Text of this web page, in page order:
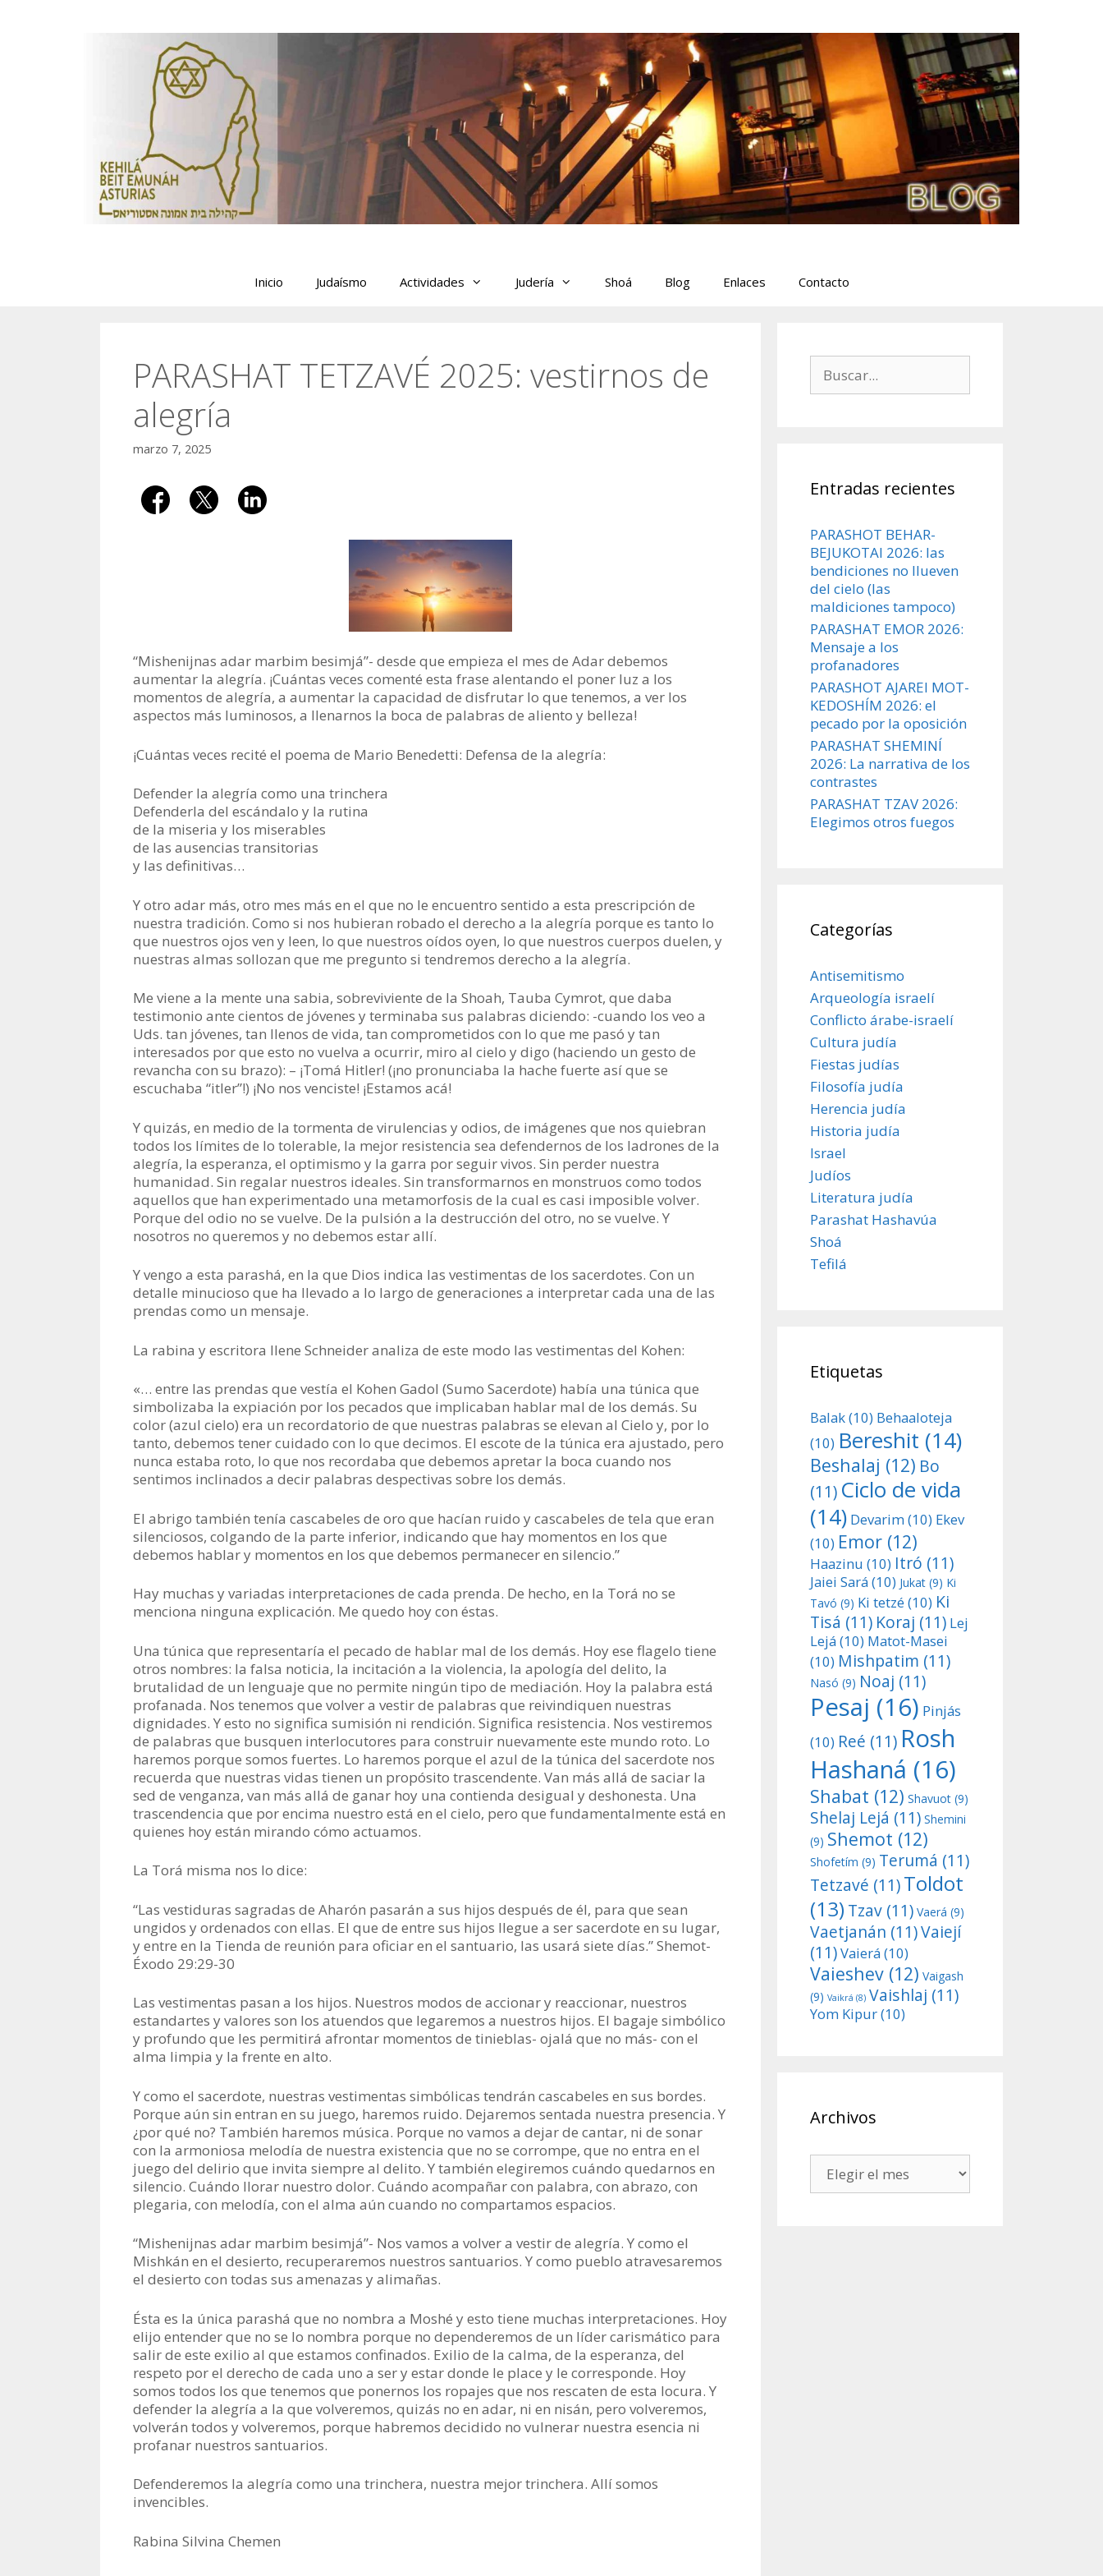
Inicio Judaísmo Actividades Judería Shoá Blog Enlaces Contacto
PARASHAT TETZAVÉ 2025: vestirnos de
alegría
marzo 7, 2025
“Mishenijnas adar marbim besimjá”- desde que empieza el mes de Adar debemos
aumentar la alegría. ¡Cuántas veces comenté esta frase alentando el poner luz a los
momentos de alegría, a aumentar la capacidad de disfrutar lo que tenemos, a ver los
aspectos más luminosos, a llenarnos la boca de palabras de aliento y belleza!
¡Cuántas veces recité el poema de Mario Benedetti: Defensa de la alegría:
Defender la alegría como una trinchera
Defenderla del escándalo y la rutina
de la miseria y los miserables
de las ausencias transitorias
y las definitivas…
Y otro adar más, otro mes más en el que no le encuentro sentido a esta prescripción de
nuestra tradición. Como si nos hubieran robado el derecho a la alegría porque es tanto lo
que nuestros ojos ven y leen, lo que nuestros oídos oyen, lo que nuestros cuerpos duelen, y
nuestras almas sollozan que me pregunto si tendremos derecho a la alegría.
Me viene a la mente una sabia, sobreviviente de la Shoah, Tauba Cymrot, que daba
testimonio ante cientos de jóvenes y terminaba sus palabras diciendo: -cuando los veo a
Uds. tan jóvenes, tan llenos de vida, tan comprometidos con lo que me pasó y tan
interesados por que esto no vuelva a ocurrir, miro al cielo y digo (haciendo un gesto de
revancha con su brazo): – ¡Tomá Hitler! (¡no pronunciaba la hache fuerte así que se
escuchaba “itler”!) ¡No nos venciste! ¡Estamos acá!
Y quizás, en medio de la tormenta de virulencias y odios, de imágenes que nos quiebran
todos los límites de lo tolerable, la mejor resistencia sea defendernos de los ladrones de la
alegría, la esperanza, el optimismo y la garra por seguir vivos. Sin perder nuestra
humanidad. Sin regalar nuestros ideales. Sin transformarnos en monstruos como todos
aquellos que han experimentado una metamorfosis de la cual es casi imposible volver.
Porque del odio no se vuelve. De la pulsión a la destrucción del otro, no se vuelve. Y
nosotros no queremos y no debemos estar allí.
Y vengo a esta parashá, en la que Dios indica las vestimentas de los sacerdotes. Con un
detalle minucioso que ha llevado a lo largo de generaciones a interpretar cada una de las
prendas como un mensaje.
La rabina y escritora Ilene Schneider analiza de este modo las vestimentas del Kohen:
«… entre las prendas que vestía el Kohen Gadol (Sumo Sacerdote) había una túnica que
simbolizaba la expiación por los pecados que implicaban hablar mal de los demás. Su
color (azul cielo) era un recordatorio de que nuestras palabras se elevan al Cielo y, por lo
tanto, debemos tener cuidado con lo que decimos. El escote de la túnica era ajustado, pero
nunca estaba roto, lo que nos recordaba que debemos apretar la boca cuando nos
sentimos inclinados a decir palabras despectivas sobre los demás.
El abrigo también tenía cascabeles de oro que hacían ruido y cascabeles de tela que eran
silenciosos, colgando de la parte inferior, indicando que hay momentos en los que
debemos hablar y momentos en los que debemos permanecer en silencio.”
Hay muchas y variadas interpretaciones de cada prenda. De hecho, en la Torá no se
menciona ninguna explicación. Me quedo hoy con éstas.
Una túnica que representaría el pecado de hablar mal de los demás. Hoy ese flagelo tiene
otros nombres: la falsa noticia, la incitación a la violencia, la apología del delito, la
brutalidad de un lenguaje que no permite ningún tipo de mediación. Hoy la palabra está
profanada. Nos tenemos que volver a vestir de palabras que reivindiquen nuestras
dignidades. Y esto no significa sumisión ni rendición. Significa resistencia. Nos vestiremos
de palabras que busquen interlocutores para construir nuevamente este mundo roto. Lo
haremos porque somos fuertes. Lo haremos porque el azul de la túnica del sacerdote nos
recuerda que nuestras vidas tienen un propósito trascendente. Van más allá de saciar la
sed de venganza, van más allá de ganar hoy una contienda desigual y deshonesta. Una
trascendencia que por encima nuestro está en el cielo, pero que fundamentalmente está en
quienes hoy están mirando cómo actuamos.
La Torá misma nos lo dice:
“Las vestiduras sagradas de Aharón pasarán a sus hijos después de él, para que sean
ungidos y ordenados con ellas. El que de entre sus hijos llegue a ser sacerdote en su lugar,
y entre en la Tienda de reunión para oficiar en el santuario, las usará siete días.” Shemot-
Éxodo 29:29-30
Las vestimentas pasan a los hijos. Nuestros modos de accionar y reaccionar, nuestros
estandartes y valores son los atuendos que legaremos a nuestros hijos. El bagaje simbólico
y profundo que les permitirá afrontar momentos de tinieblas- ojalá que no más- con el
alma limpia y la frente en alto.
Y como el sacerdote, nuestras vestimentas simbólicas tendrán cascabeles en sus bordes.
Porque aún sin entran en su juego, haremos ruido. Dejaremos sentada nuestra presencia. Y
¿por qué no? También haremos música. Porque no vamos a dejar de cantar, ni de sonar
con la armoniosa melodía de nuestra existencia que no se corrompe, que no entra en el
juego del delirio que invita siempre al delito. Y también elegiremos cuándo quedarnos en
silencio. Cuándo llorar nuestro dolor. Cuándo acompañar con palabra, con abrazo, con
plegaria, con melodía, con el alma aún cuando no compartamos espacios.
“Mishenijnas adar marbim besimjá”- Nos vamos a volver a vestir de alegría. Y como el
Mishkán en el desierto, recuperaremos nuestros santuarios. Y como pueblo atravesaremos
el desierto con todas sus amenazas y alimañas.
Ésta es la única parashá que no nombra a Moshé y esto tiene muchas interpretaciones. Hoy
elijo entender que no se lo nombra porque no dependeremos de un líder carismático para
salir de este exilio al que estamos confinados. Exilio de la calma, de la esperanza, del
respeto por el derecho de cada uno a ser y estar donde le place y le corresponde. Hoy
somos todos los que tenemos que ponernos los ropajes que nos rescaten de esta locura. Y
defender la alegría a la que volveremos, quizás no en adar, ni en nisán, pero volveremos,
volverán todos y volveremos, porque habremos decidido no vulnerar nuestra esencia ni
profanar nuestros santuarios.
Defenderemos la alegría como una trinchera, nuestra mejor trinchera. Allí somos
invencibles.
Rabina Silvina Chemen
Entradas recientes
PARASHOT BEHAR-
BEJUKOTAI 2026: las
bendiciones no llueven
del cielo (las
maldiciones tampoco)
PARASHAT EMOR 2026:
Mensaje a los
profanadores
PARASHOT AJAREI MOT-
KEDOSHÍM 2026: el
pecado por la oposición
PARASHAT SHEMINÍ
2026: La narrativa de los
contrastes
PARASHAT TZAV 2026:
Elegimos otros fuegos
Categorías
Antisemitismo
Arqueología israelí
Conflicto árabe-israelí
Cultura judía
Fiestas judías
Filosofía judía
Herencia judía
Historia judía
Israel
Judíos
Literatura judía
Parashat Hashavúa
Shoá
Tefilá
Etiquetas
Balak(10) Behaaloteja
(10) Bereshit (14)
Beshalaj (12) Bo
(11) Ciclo de vida
(14) Devarim(10) Ekev
(10) Emor (12)
Haazinu (10) Itró (11)
Jaiei Sará(10) Jukat (9) Ki
Tavó (9) Ki tetzé(10) Ki
Tisá (11) Koraj (11) Lej
Lejá(10) Matot-Masei
(10) Mishpatim (11)
Nasó (9) Noaj (11)
Pesaj (16) Pinjás
(10) Reé (11) Rosh
Hashaná (16)
Shabat (12) Shavuot (9)
Shelaj Lejá (11) Shemini
(9) Shemot (12)
Shofetím (9) Terumá (11)
Tetzavé (11)Toldot
(13) Tzav (11) Vaerá (9)
Vaetjanán (11)Vaiejí
(11)Vaierá(10)
Vaieshev (12) Vaigash
(9) Vaikrá (8) Vaishlaj (11)
Yom Kipur(10)
Archivos